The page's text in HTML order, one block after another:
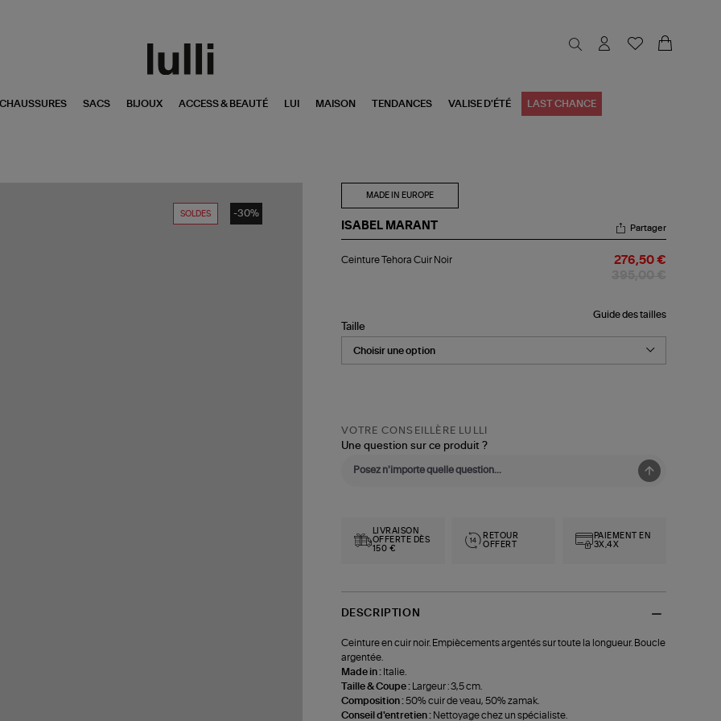
CHAUSSURES SACS BIJOUX ACCESS & BEAUTÉ LUI MAISON TENDANCES VALISE D'ÉTÉ LAST CHANCE
SOLDES -30%
MADE IN EUROPE
ISABEL MARANT
Tehora
Partager
Ceinture Tehora Cuir Noir 276,50 €
Guide des tailles
Taille
VOTRE CONSEILLÈRE LULLI
Une question sur ce produit ?
LIVRAISON
OFFERTE DÈS
150 €
RETOUR
OFFERT
PAIEMENT EN
3X,4X
DESCRIPTION
Ceinture en cuir noir. Empiècements argentés sur toute la longueur. Boucle
argentée.
Made in : Italie.
Taille & Coupe :
Largeur : 3,5 cm.
Composition :50% cuir de veau, 50% zamak.
Conseil d'entretien : Nettoyage chez un spécialiste.